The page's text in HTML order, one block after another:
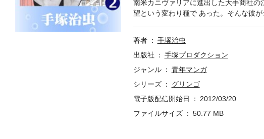
南米カニヴァリアに進出した大手商社
望という変わり種で あった。そんな彼
著者
手塚治虫
出版社
手塚プロダクション
ジャンル
青年マンガ
シリーズ
グリンゴ
電子版配信開始日
2012/03/20
ファイルサイズ
50.77 MB